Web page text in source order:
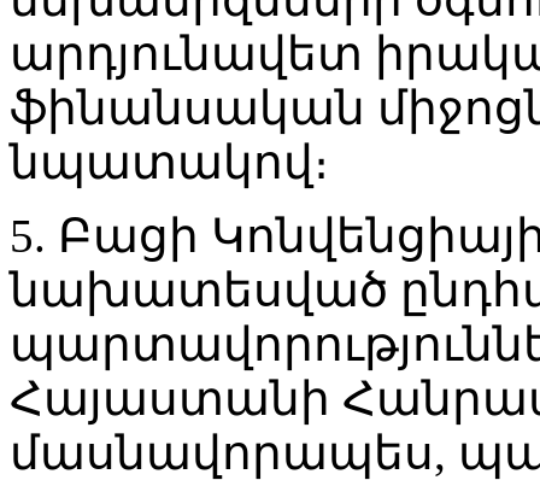
արդյունավետ
ֆինանսական
նպատակով։
5. Բացի
նախատեսված
Հայաստանի
մասնավորապես,